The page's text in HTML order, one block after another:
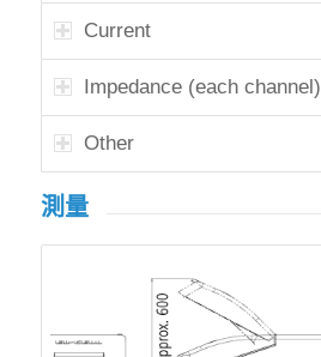
Current
Impedance (each channel)
Other
測量